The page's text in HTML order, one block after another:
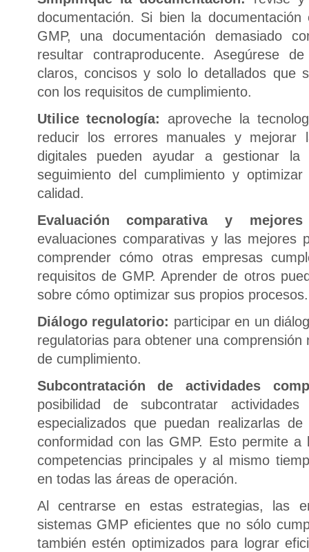
documentación. Si bien la
GMP, una documentación demasiado
resultar contraproducente. Asegúrese
claros, concisos y solo lo detallados que
con los requisitos de cumplimiento.
Utilice tecnología:
aproveche la
reducir los errores manuales y mejorar
digitales pueden ayudar a gestionar la
seguimiento del cumplimiento y
calidad.
Evaluación comparativa y
evaluaciones comparativas y las mejores
comprender cómo otras empresas
requisitos de GMP. Aprender de otros
sobre cómo optimizar sus propios procesos.
Diálogo regulatorio: participar en un
regulatorias para obtener una
de cumplimiento.
Subcontratación de actividades
posibilidad de subcontratar
especializados que puedan realizarlas
conformidad con las GMP. Esto permite
competencias principales y al mismo
en todas las áreas de operación.
Al centrarse en estas estrategias, las
sistemas GMP eficientes que no sólo
también estén optimizados para lograr